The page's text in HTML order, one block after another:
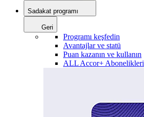
Sadakat programı
Geri
Programı keşfedin
Avantajlar ve statü
Puan kazanın ve kullanın
ALL Accor+ Abonelikleri